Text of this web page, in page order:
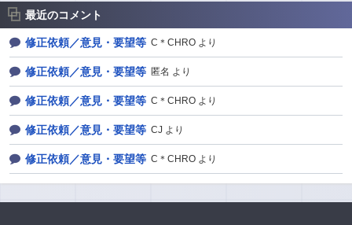
最近のコメント
修正依頼／意見・要望等 C＊CHRO より
修正依頼／意見・要望等 匿名 より
修正依頼／意見・要望等 C＊CHRO より
修正依頼／意見・要望等 CJ より
修正依頼／意見・要望等 C＊CHRO より